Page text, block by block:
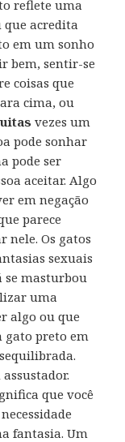
reflete uma
que acredita
em um sonho
bem, sentir-se
coisas que
cima, ou
vezes um
pode sonhar
pode ser
aceitar. Algo
em negação
parece
nele. Os gatos
sexuais
se masturbou
uma
algo ou que
gato preto em
que você
fantasia. Um